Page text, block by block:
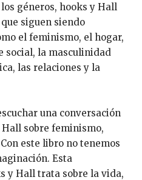
géneros, hooks y Hall
siguen siendo
el feminismo, el hogar,
social, la masculinidad
las relaciones y la
una conversación
sobre feminismo,
este libro no tenemos
Esta
y Hall trata sobre la vida,